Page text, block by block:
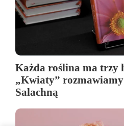
Każda roślina ma trzy
„Kwiaty”
Salachną